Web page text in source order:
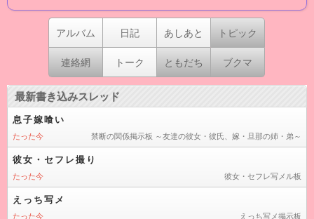
アルバム 日記 あしあと トピック
連絡網 トーク ともだち ブクマ